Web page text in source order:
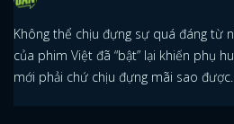
Không thể chịu đựng sự quá đáng từ
của phim Việt đã “bật” lại khiến phụ
mới phải chứ chịu đựng mãi sao được.